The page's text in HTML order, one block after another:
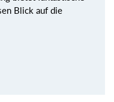
Blick auf die